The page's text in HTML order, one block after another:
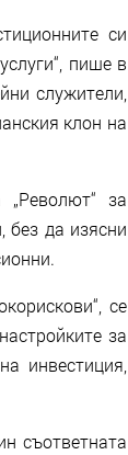
си
пише в
служители,
клон на
за
без да изясни
се
за
инвестиция,
съответната